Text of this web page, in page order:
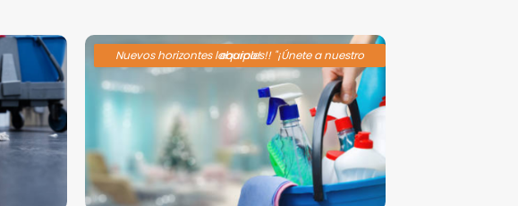
Nuevos horizontes laborales!! "¡Únete a nuestro equipo!